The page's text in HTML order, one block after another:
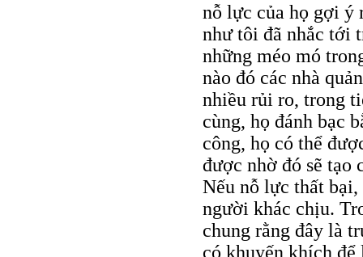
nỗ lực của họ gợi ý
như tôi đã nhắc tới
những méo mó
nào đó các nhà
nhiều rủi ro, trong
cùng, họ đánh bạc
công, họ có thể
được nhờ đó sẽ tạo
Nếu nỗ lực thất
người khác chịu.
chung rằng đây là
có khuyến khích